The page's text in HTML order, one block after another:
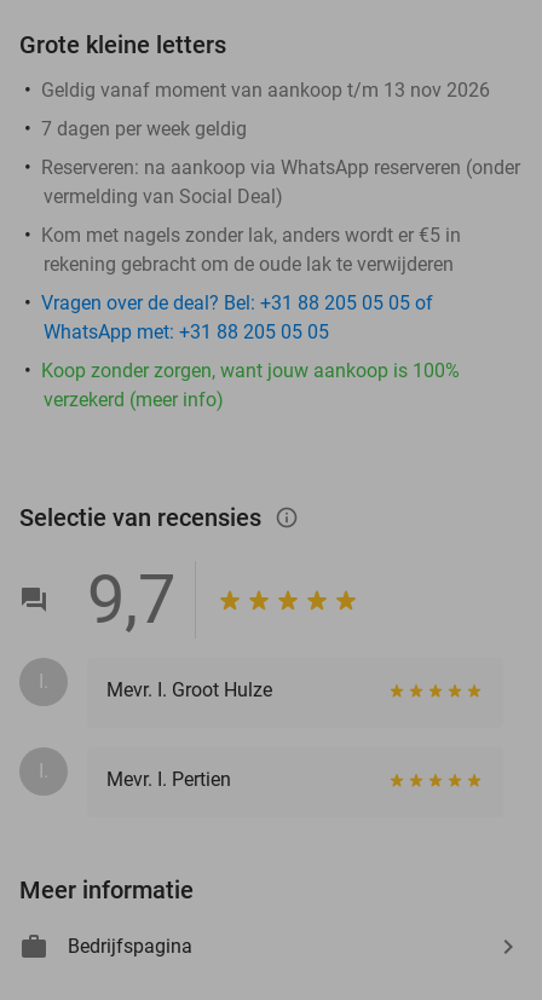
Grote kleine letters
Geldig vanaf moment van aankoop t/m 13 nov 2026
7 dagen per week geldig
Reserveren: na aankoop via WhatsApp reserveren (onder
vermelding van Social Deal)
Kom met nagels zonder lak, anders wordt er €5 in
rekening gebracht om de oude lak te verwijderen
Vragen over de deal? Bel: +31 88 205 05 05 of
WhatsApp met: +31 88 205 05 05
Koop zonder zorgen, want jouw aankoop is 100%
verzekerd (meer info)
Selectie van recensies info_outlined
9,7
I. Mevr. I. Groot Hulze
I. Mevr. I. Pertien
Meer informatie
Bedrijfspagina